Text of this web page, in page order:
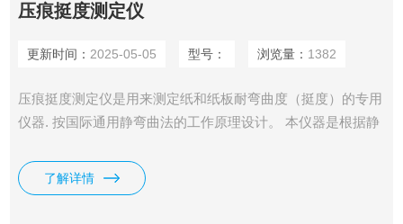
压痕挺度测定仪
更新时间： 2025-05-05 型号： 浏览量： 1382
压痕挺度测定仪是用来测定纸和纸板耐弯曲度（挺度）的专用
仪器. 按国际通用静弯曲法的工作原理设计。 本仪器是根据静
样到一定弯曲角时的抗力即为变曲挺度，其单位为mN；或抗
力与试验长度的积，单位为mN.m。
了解详情